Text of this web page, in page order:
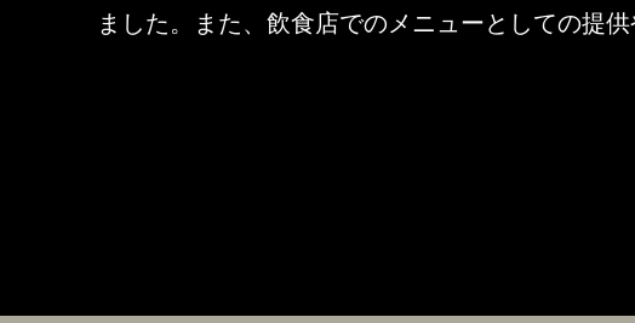
ました。また、飲食店でのメニューとしての提